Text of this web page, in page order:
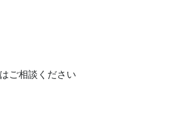
ご相談ください